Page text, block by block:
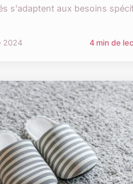
s'adaptent aux besoins
2024 4 min de